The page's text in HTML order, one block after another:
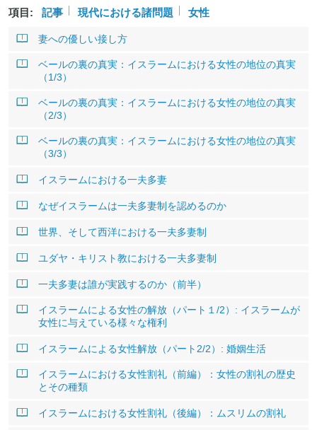
項目: 記事 現代における諸問題 女性
妻への優しい接し方
ベールの裏の真実：イスラームにおける女性の地位の真実
（1/3）
ベールの裏の真実：イスラームにおける女性の地位の真実
（2/3）
ベールの裏の真実：イスラームにおける女性の地位の真実
（3/3）
イスラームにおける一夫多妻
なぜイスラームは一夫多妻制を認めるのか
世界、そして西洋における一夫多妻制
ユダヤ・キリスト教における一夫多妻制
一夫多妻は誰が実践するのか（前半）
イスラームによる女性の解放（パート１/2）: イスラームが
女性に与えている様々な権利
イスラームによる女性解放（パート2/2）: 婚姻生活
イスラームにおける女性割礼（前編）：女性の割礼の歴史
とその種類
イスラームにおける女性割礼（後編）：ムスリムの割礼